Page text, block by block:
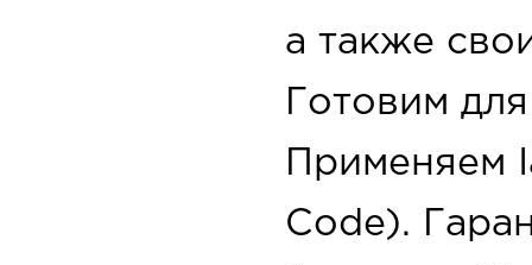
а также
Готовим
Применяем
Code).